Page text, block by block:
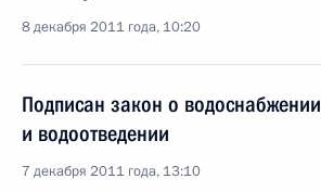
8 декабря 2011 года, 10:20
Подписан закон о водоснабжении
и водоотведении
7 декабря 2011 года, 13:10